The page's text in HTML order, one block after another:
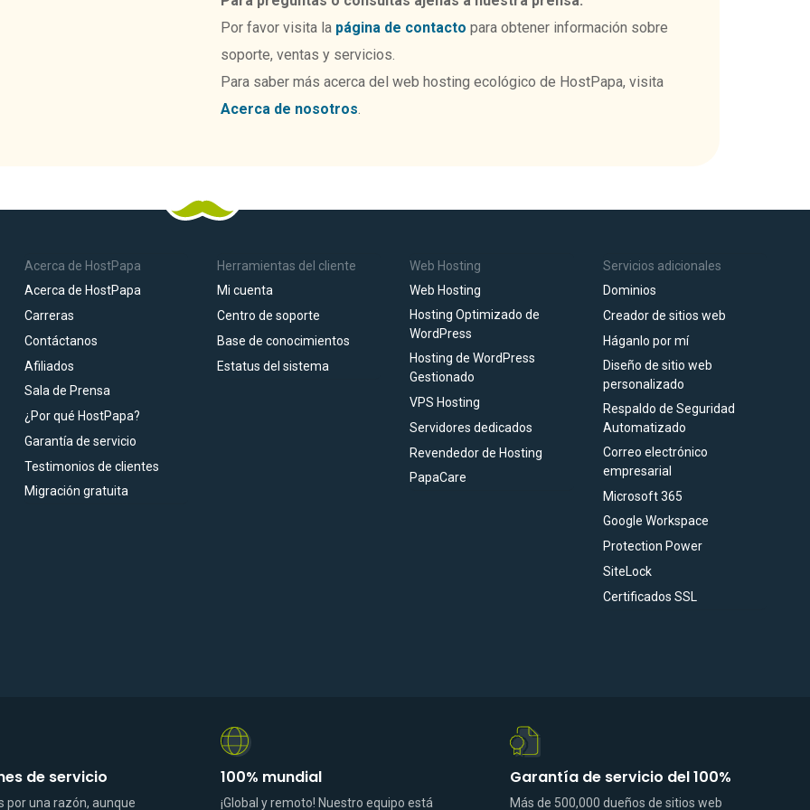
Por favor visita la página de contacto para obtener información sobre
soporte, ventas y servicios.
Para saber más acerca del web hosting ecológico de HostPapa, visita
Acerca de nosotros.
Acerca de HostPapa
Acerca de HostPapa
Carreras
Contáctanos
Afiliados
Sala de Prensa
¿Por qué HostPapa?
Garantía de servicio
Testimonios de clientes
Migración gratuita
Herramientas del cliente
Mi cuenta
Centro de soporte
Base de conocimientos
Estatus del sistema
Web Hosting
Web Hosting
Hosting Optimizado de
WordPress
Hosting de WordPress
Gestionado
VPS Hosting
Servidores dedicados
Revendedor de Hosting
PapaCare
Servicios adicionales
Dominios
Creador de sitios web
Háganlo por mí
Diseño de sitio web
personalizado
Respaldo de Seguridad
Automatizado
Correo electrónico
empresarial
Microsoft 365
Google Workspace
Protection Power
SiteLock
Certificados SSL
de servicio
por una razón, aunque
100% mundial
¡Global y remoto! Nuestro equipo está
Garantía de servicio del 100%
Más de 500,000 dueños de sitios web